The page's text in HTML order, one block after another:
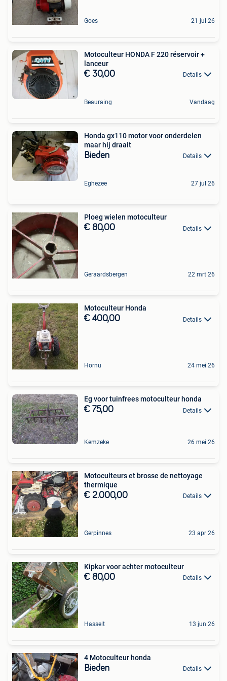
Goes 21 jul 26
Motoculteur HONDA F 220 réservoir +
lanceur
€ 30,00 Details
Beauraing Vandaag
Honda gx110 motor voor onderdelen
maar hij draait
Bieden Details
Eghezee 27 jul 26
Ploeg wielen motoculteur
€ 80,00 Details
Geraardsbergen 22 mrt 26
Motoculteur Honda
€ 400,00 Details
Hornu 24 mei 26
Eg voor tuinfrees motoculteur honda
€ 75,00 Details
Kemzeke 26 mei 26
Motoculteurs et brosse de nettoyage
thermique
€ 2.000,00 Details
Gerpinnes 23 apr 26
Kipkar voor achter motoculteur
€ 80,00 Details
Hasselt 13 jun 26
4 Motoculteur honda
Bieden Details